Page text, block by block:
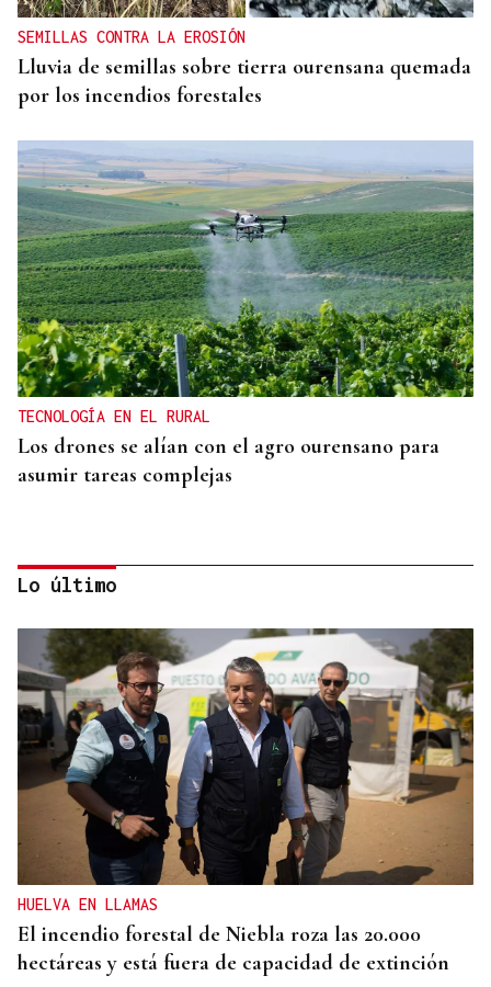
SEMILLAS CONTRA LA EROSIÓN
Lluvia de semillas sobre tierra ourensana quemada
por los incendios forestales
TECNOLOGÍA EN EL RURAL
Los drones se alían con el agro ourensano para
asumir tareas complejas
ATRACTIVO TURÍSTICO
Más del 30% de turistas en agosto llegarán por el
eclipse
Lo último
HUELVA EN LLAMAS
El incendio forestal de Niebla roza las 20.000
hectáreas y está fuera de capacidad de extinción